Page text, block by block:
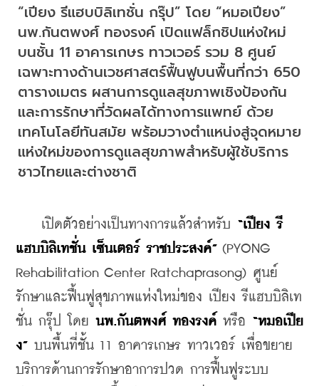
“เปียง รีแฮบบิลิเทชั่น กรุ๊ป” โดย “หมอเปียง”
นพ.กันตพงศ์ ทองรงค์ เปิดแฟล็กชิปแห่งใหม่
บนชั้น 11 อาคารเกษร ทาวเวอร์ รวม 8 ศูนย์
เฉพาะทางด้านเวชศาสตร์ฟื้นฟูบนพื้นที่กว่า 650
ตารางเมตร ผสานการดูแลสุขภาพเชิงป้องกัน
และการรักษาที่วัดผลได้ทางการแพทย์ ด้วย
เทคโนโลยีทันสมัย พร้อมวางตำแหน่งสู่จุดหมาย
แห่งใหม่ของการดูแลสุขภาพสำหรับผู้ใช้บริการ
ชาวไทยและต่างชาติ
เปิดตัวอย่างเป็นทางการแล้วสำหรับ “เปียง รี
แฮบบิลิเทชั่น เซ็นเตอร์ ราชประสงค์” (PYONG
Rehabilitation Center Ratchaprasong) ศูนย์
รักษาและฟื้นฟูสุขภาพแห่งใหม่ของ เปียง รีแฮบบิลิเท
ชั่น กรุ๊ป โดย นพ.กันตพงศ์ ทองรงค์ หรือ “หมอเปีย
ง” บนพื้นที่ชั้น 11 อาคารเกษร ทาวเวอร์ เพื่อขยาย
บริการด้านการรักษาอาการปวด การฟื้นฟูระบบ